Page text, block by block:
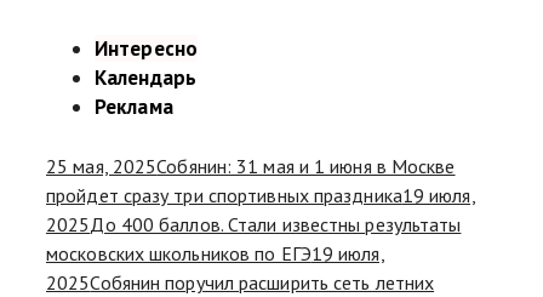
Интересно
Календарь
Реклама
25 мая, 2025Собянин: 31 мая и 1 июня в Москве
пройдет сразу три спортивных праздника19 июля,
2025 До 400 баллов. Стали известны результаты
московских школьников по ЕГЭ19 июля,
2025Собянин поручил расширить сеть летних